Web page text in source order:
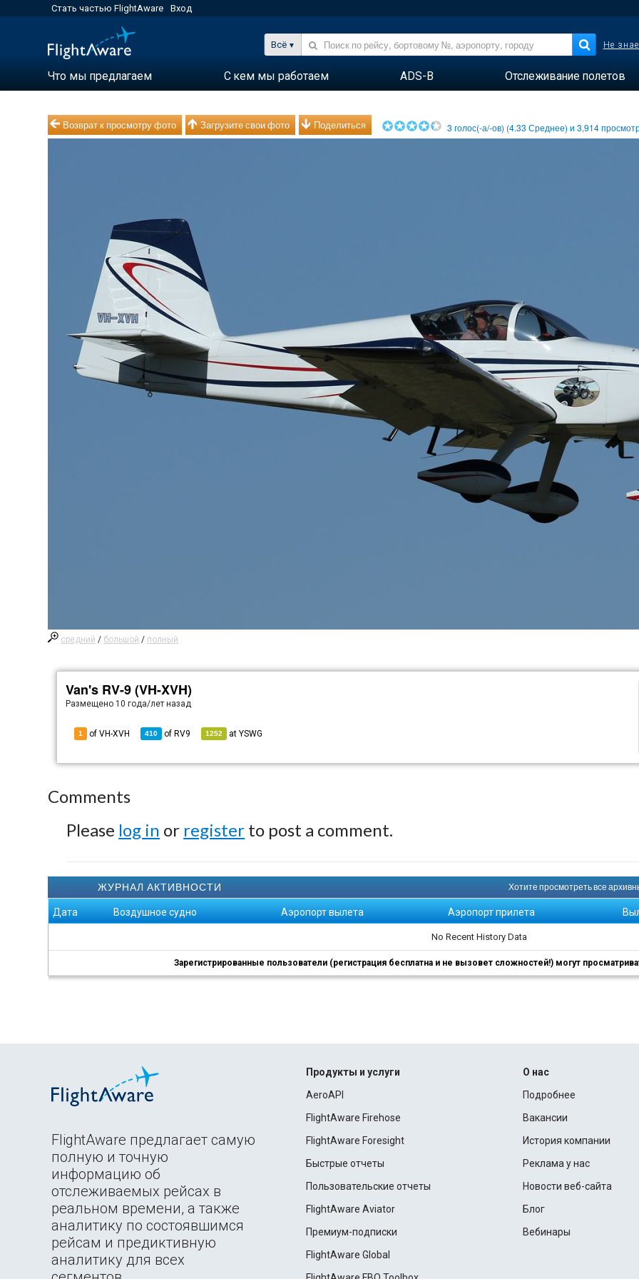
Стать частью FlightAware Вход
Всё Не
Что мы предлагаем С кем мы работаем ADS-B Отслеживание полетов
Возврат к просмотру фото Загрузите свои фото Поделиться 3 голос(-а/-ов) (4.33 Среднее) и3,914
средний / большой / полный
Van's RV-9 (VH-XVH)
Размещено 10 года/лет назад
1 of VH-XVH 410 of RV9 1252 atYSWG
Comments
Please log in or register to post a comment.
ЖУРНАЛ АКТИВНОСТИ Хотите просмотреть все
Дата Воздушное судно Аэропорт вылета Аэропорт прилета
No Recent History Data
Зарегистрированные пользователи (регистрация бесплатна и не вызовет сложностей!) могут
FlightAware предлагает самую
полную и точную
информацию об
отслеживаемых рейсах в
реальном времени, а также
аналитику по состоявшимся
рейсам и предиктивную
аналитику для всех
Продукты и услуги
AeroAPI
FlightAware Firehose
FlightAware Foresight
Быстрые отчеты
Пользовательские отчеты
FlightAware Aviator
Премиум-подписки
FlightAware Global
О нас
Подробнее
Вакансии
История компании
Реклама у нас
Новости веб-сайта
Блог
Вебинары